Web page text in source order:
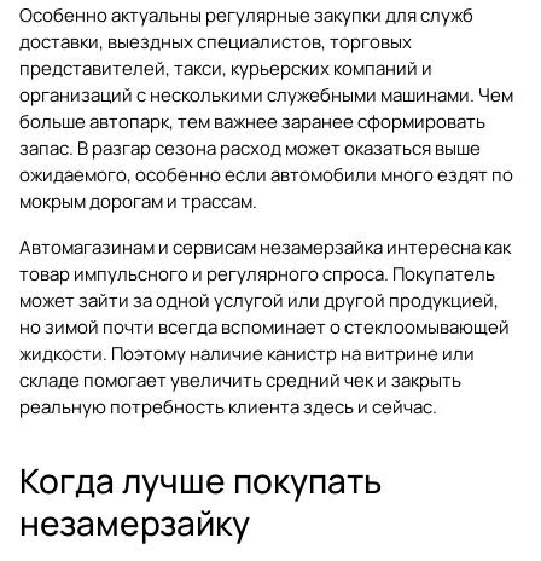
Особенно актуальны регулярные закупки для служб
доставки, выездных специалистов, торговых
представителей, такси, курьерских компаний и
организаций с несколькими служебными машинами. Чем
больше автопарк, тем важнее заранее сформировать
запас. В разгар сезона расход может оказаться выше
ожидаемого, особенно если автомобили много ездят по
мокрым дорогам и трассам.
Автомагазинам и сервисам незамерзайка интересна как
товар импульсного и регулярного спроса. Покупатель
может зайти за одной услугой или другой продукцией,
но зимой почти всегда вспоминает о стеклоомывающей
жидкости. Поэтому наличие канистр на витрине или
складе помогает увеличить средний чек и закрыть
реальную потребность клиента здесь и сейчас.
Когда лучше покупать
незамерзайку